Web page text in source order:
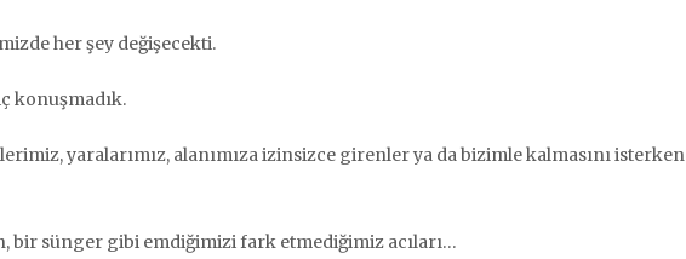
her şey değişecekti.
konuşmadık.
yaralarımız, alanımıza izinsizce girenler ya da bizimle kalmasını isterken
bir sünger gibi emdiğimizi fark etmediğimiz acıları…